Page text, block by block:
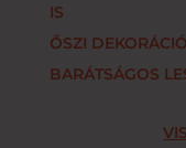
IS
ŐSZI
BARÁTSÁGOS